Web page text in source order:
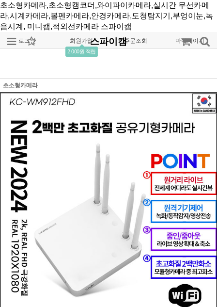
초소형카메라,초소형캠코더,와이파이카메라,실시간 무선카메
라,시계카메라,볼펜카메라,안경카메라,도청탐지기,부엉이눈,녹
음시계, 미니캠,적외선카메라 스파이캠
로그인 회원가입
2,000원 적립
주문조회 마이페이지
스파이캠
초소형카메라